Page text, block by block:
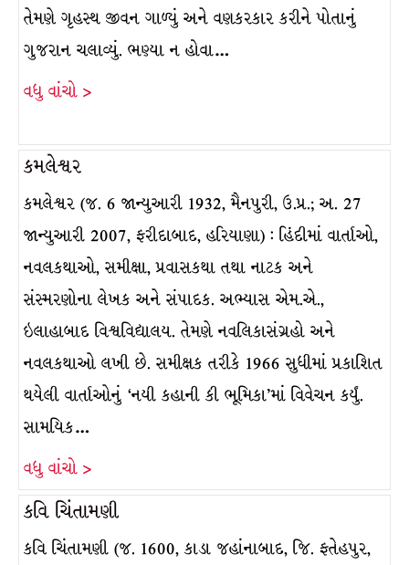
તેમણે ગૃહસ્થ જીવન ગાળ્યું અને વણકરકાર કરીને પોતાનું
ગુજરાન ચલાવ્યું. ભણ્યા ન હોવા…
વધુ વાંચો >
કમલેશ્વર
કમલેશ્વર (જ. 6 જાન્યુઆરી 1932, મૈનપુરી, ઉ.પ્ર.; અ. 27
જાન્યુઆરી 2007, ફરીદાબાદ, હરિયાણા) : હિંદીમાં વાર્તાઓ,
નવલકથાઓ, સમીક્ષા, પ્રવાસકથા તથા નાટક અને
સંસ્મરણોના લેખક અને સંપાદક. અભ્યાસ એમ.એ.,
ઇલાહાબાદ વિશ્વવિદ્યાલય. તેમણે નવલિકાસંગ્રહો અને
નવલકથાઓ લખી છે. સમીક્ષક તરીકે 1966 સુધીમાં પ્રકાશિત
થયેલી વાર્તાઓનું ‘નયી કહાની કી ભૂમિકા’માં વિવેચન કર્યું.
સામયિક…
વધુ વાંચો >
કવિ ચિંતામણી
કવિ ચિંતામણી (જ. 1600, કાડા જહાંનાબાદ, જિ. ફતેહપુર,